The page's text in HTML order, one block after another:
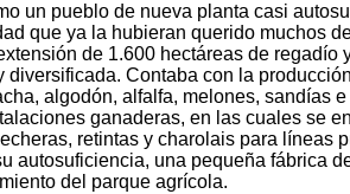
un pueblo de nueva planta casi
que ya la hubieran querido muchos
de 1.600 hectáreas de regadío
diversificada. Contaba con la
algodón, alfalfa, melones, sandías
ganaderas, en las cuales se
retintas y charolais para líneas
autosuficiencia, una pequeña fábrica
del parque agrícola.